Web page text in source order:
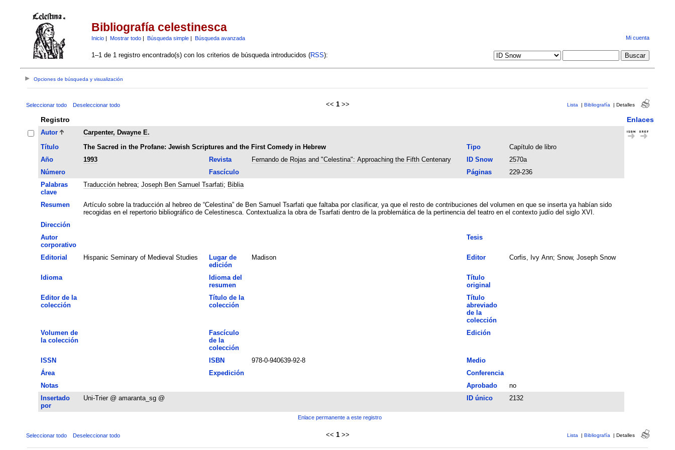
Bibliografía celestinesca
Inicio| Mostrar todo| Búsqueda simple| Búsqueda avanzada Mi cuenta
1–1 de 1 registro encontrado(s) con los criterios de búsqueda introducidos (RSS):
Opciones de búsqueda y visualización
Seleccionar todo Deseleccionar todo << 1 >> Lista | Bibliografía | Detalles
Registro Enlaces
Autor
Carpenter, Dwayne E.
Título
The Sacred in the Profane: Jewish Scriptures and the First Comedy in Hebrew Tipo
Capítulo de libro
Año
1993 Revista Fernando de Rojas and "Celestina": Approaching the Fifth Centenary ID Snow
2570a
Número
Fascículo Páginas
229-236
Palabras
clave
Traducción hebrea; Joseph Ben Samuel Tsarfati; Biblia
Resumen
Artículo sobre la traducción al hebreo de “Celestina” de Ben Samuel Tsarfati que faltaba por clasificar, ya que el resto de contribuciones del volumen en que se inserta ya habían sido
recogidas en el repertorio bibliográfico de Celestinesca. Contextualiza la obra de Tsarfati dentro de la problemática de la pertinencia del teatro en el contexto judío del siglo XVI.
Dirección
Autor
corporativo
Tesis
Editorial Hispanic Seminary of Medieval Studies
Lugar de
edición
Madison Editor Corfis, Ivy Ann; Snow, Joseph Snow
Idioma
Idioma del
resumen
Título
original
Editor de la
colección
Título de la
colección
Título
abreviado
de la
colección
Volumen de
la colección
Fascículo
de la
colección
Edición
ISSN ISBN 978-0-940639-92-8
Medio
Área
Expedición
Conferencia
Notas
Aprobado
no
Insertado
por
Uni-Trier @ amaranta_sg @ ID único 2132
Enlace permanente a este registro
Seleccionar todo Deseleccionar todo << 1 >> Lista | Bibliografía | Detalles